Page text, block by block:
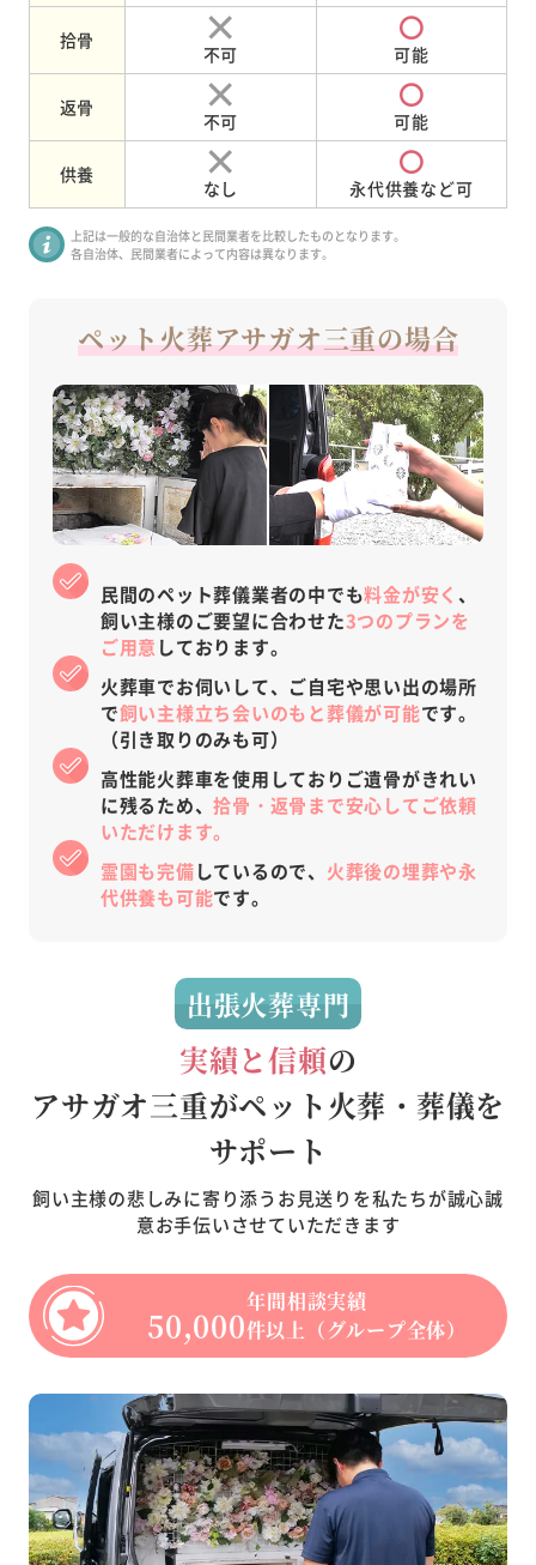
拾骨
不可 可能
返骨
不可 可能
供養
なし 永代供養など可
上記は一般的な自治体と民間業者を比較したものとなります。
各自治体、民間業者によって内容は異なります。
ペット火葬アサガオ三重の場合
民間のペット葬儀業者の中でも料金が安く 、
飼い主様のご要望に合わせた3つのプランを
ご用意 しております。
火葬車でお伺いして、ご自宅や思い出の場所
で飼い主様立ち会いのもと葬儀が可能です。
（引き取りのみも可）
高性能火葬車を使用しておりご遺骨がきれい
に残るため、拾骨・返骨まで安心してご依頼
いただけます。
霊園も完備しているので、 火葬後の埋葬や永
代供養も可能です。
出張火葬専門
実績と信頼の
アサガオ三重がペット火葬・葬儀を
サポート
飼い主様の悲しみに寄り添うお見送りを私たちが誠心誠
意お手伝いさせていただきます
年間相談実績
50,000件以上（グループ全体）